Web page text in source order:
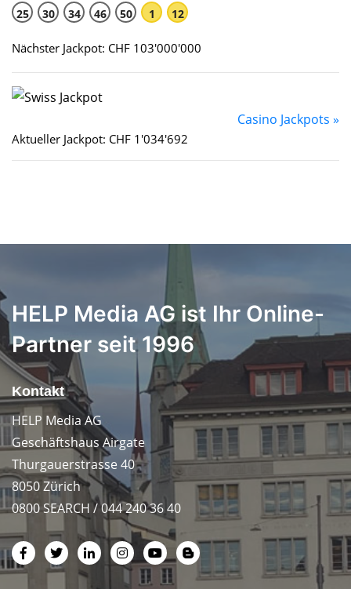
25 30 34 46 50 1 12
Nächster Jackpot: CHF 103'000'000
Casino Jackpots »
Aktueller Jackpot: CHF 1'034'692
HELP Media AG ist Ihr Online-
Partner seit 1996
Kontakt
HELP Media AG
Geschäftshaus Airgate
Thurgauerstrasse 40
8050 Zürich
0800 SEARCH / 044 240 36 40